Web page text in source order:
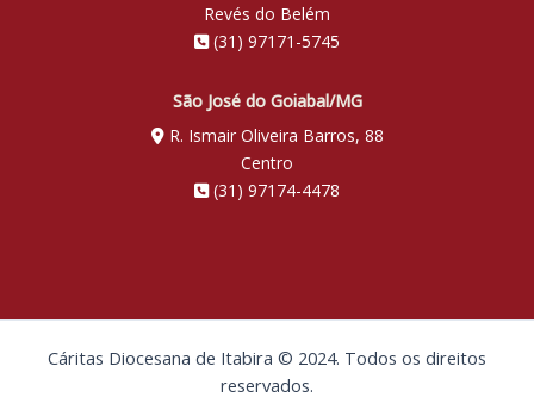
Revés do Belém
(31) 97171-5745
São José do Goiabal/MG
R. Ismair Oliveira Barros, 88
Centro
(31) 97174-4478
Cáritas Diocesana de Itabira © 2024. Todos os direitos
reservados.